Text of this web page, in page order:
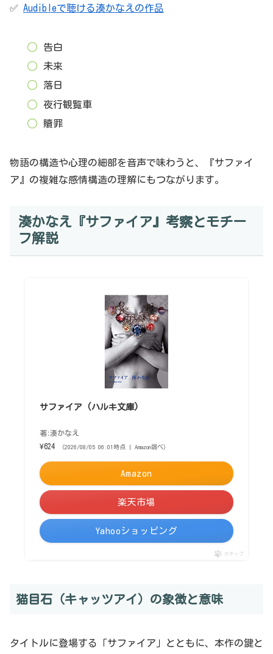
✅ Audibleで聴ける湊かなえの作品
告白
未来
落日
夜行観覧車
贖罪
物語の構造や心理の細部を音声で味わうと、『サファイ
ア』の複雑な感情構造の理解にもつながります。
湊かなえ『サファイア』考察とモチー
フ解説
サファイア (ハルキ文庫)
著:湊かなえ
¥624
（2026/08/05 06:01時点 | Amazon調べ）
Amazon
楽天市場
Yahooショッピング
ポチップ
猫目石（キャッツアイ）の象徴と意味
タイトルに登場する「サファイア」とともに、本作の鍵と